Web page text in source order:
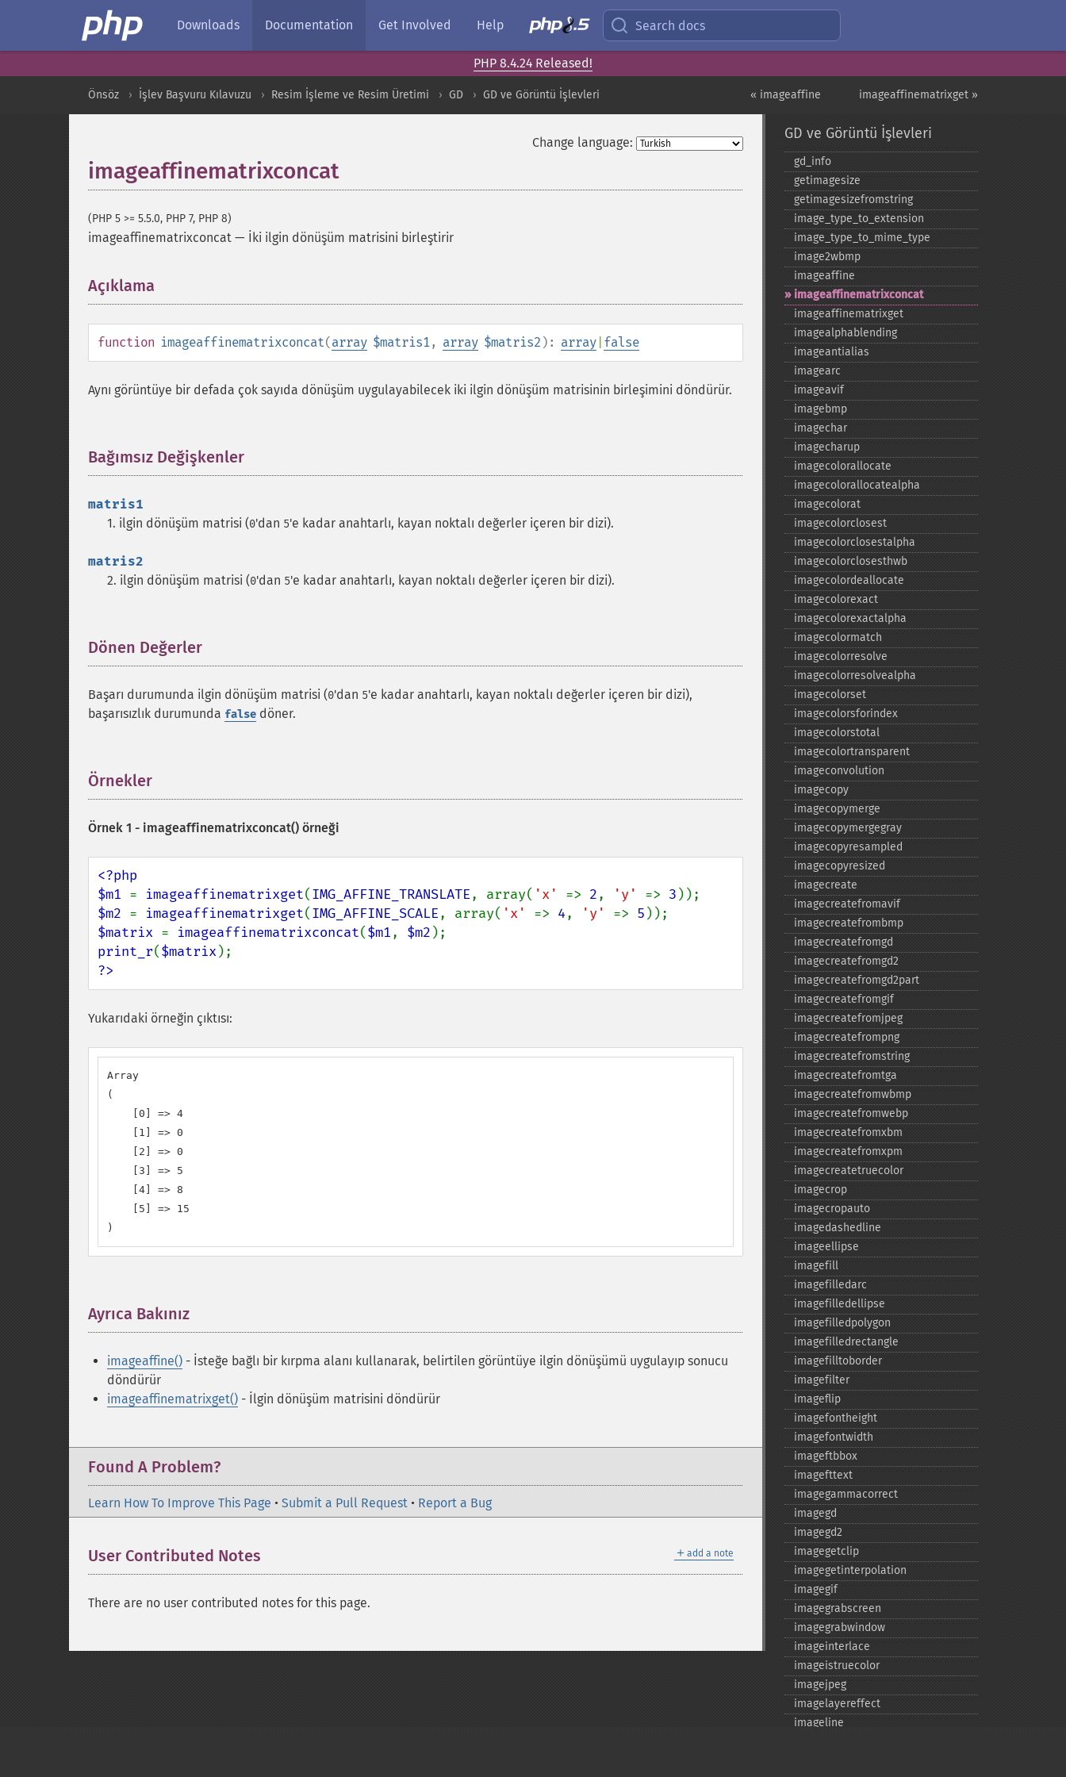
Downloads Documentation Get Involved Help Search docs
PHP 8.4.24 Released!
imageaffinematrixget »
« imageaffine
Önsöz İşlev Başvuru Kılavuzu Resim İşleme ve Resim Üretimi GD GD ve Görüntü İşlevleri
Change language:
imageaffinematrixconcat
(PHP 5 >= 5.5.0, PHP 7, PHP 8)
imageaffinematrixconcat — İki ilgin dönüşüm matrisini birleştirir
Açıklama
function imageaffinematrixconcat(array $matris1, array $matris2 ): array false
Aynı görüntüye bir defada çok sayıda dönüşüm uygulayabilecek iki ilgin dönüşüm matrisinin birleşimini döndürür.
Bağımsız Değişkenler
matris1
1. ilgin dönüşüm matrisi (0'dan 5'e kadar anahtarlı, kayan noktalı değerler içeren bir dizi).
matris2
2. ilgin dönüşüm matrisi (0'dan 5'e kadar anahtarlı, kayan noktalı değerler içeren bir dizi).
Dönen Değerler
Başarı durumunda ilgin dönüşüm matrisi (0'dan 5'e kadar anahtarlı, kayan noktalı değerler içeren bir dizi),
başarısızlık durumunda false döner.
Örnekler
Örnek 1 - imageaffinematrixconcat() örneği
<?php
$m1 = imageaffinematrixget(IMG_AFFINE_TRANSLATE, array( 'x' => 2, 'y' => 3
$m2 = imageaffinematrixget(IMG_AFFINE_SCALE, array( 'x' => 4, 'y' => 5
$matrix = imageaffinematrixconcat($m1, $m2
print_r($matrix
?>
Yukarıdaki örneğin çıktısı:
Array
(
    [0] => 4
    [1] => 0
    [2] => 0
    [3] => 5
    [4] => 8
    [5] => 15
)
Ayrıca Bakınız
imageaffine() - İsteğe bağlı bir kırpma alanı kullanarak, belirtilen görüntüye ilgin dönüşümü uygulayıp sonucu
döndürür
imageaffinematrixget() - İlgin dönüşüm matrisini döndürür
Found A Problem?
Learn How To Improve This Page • Submit a Pull Request • Report a Bug
＋ add a note
User Contributed Notes
There are no user contributed notes for this page.
GD ve Görüntü İşlevleri
gd_​info
getimagesize
getimagesizefromstring
image_​type_​to_​extension
image_​type_​to_​mime_​type
image2wbmp
imageaffine
imageaffinematrixconcat
imageaffinematrixget
imagealphablending
imageantialias
imagearc
imageavif
imagebmp
imagechar
imagecharup
imagecolorallocate
imagecolorallocatealpha
imagecolorat
imagecolorclosest
imagecolorclosestalpha
imagecolorclosesthwb
imagecolordeallocate
imagecolorexact
imagecolorexactalpha
imagecolormatch
imagecolorresolve
imagecolorresolvealpha
imagecolorset
imagecolorsforindex
imagecolorstotal
imagecolortransparent
imageconvolution
imagecopy
imagecopymerge
imagecopymergegray
imagecopyresampled
imagecopyresized
imagecreate
imagecreatefromavif
imagecreatefrombmp
imagecreatefromgd
imagecreatefromgd2
imagecreatefromgd2part
imagecreatefromgif
imagecreatefromjpeg
imagecreatefrompng
imagecreatefromstring
imagecreatefromtga
imagecreatefromwbmp
imagecreatefromwebp
imagecreatefromxbm
imagecreatefromxpm
imagecreatetruecolor
imagecrop
imagecropauto
imagedashedline
imageellipse
imagefill
imagefilledarc
imagefilledellipse
imagefilledpolygon
imagefilledrectangle
imagefilltoborder
imagefilter
imageflip
imagefontheight
imagefontwidth
imageftbbox
imagefttext
imagegammacorrect
imagegd
imagegd2
imagegetclip
imagegetinterpolation
imagegif
imagegrabscreen
imagegrabwindow
imageinterlace
imageistruecolor
imagejpeg
imagelayereffect
imageline